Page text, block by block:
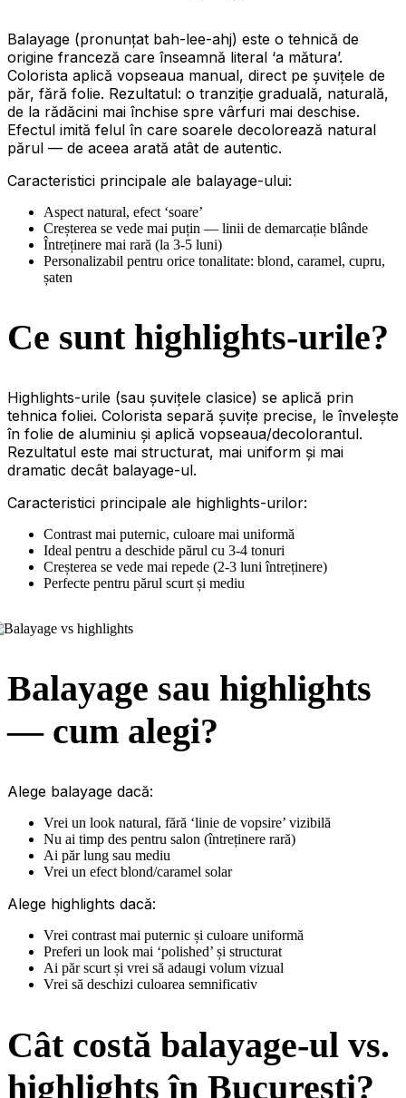
Balayage (pronunțat bah-lee-ahj) este o tehnică de
origine franceză care înseamnă literal ‘a mătura’.
Colorista aplică vopseaua manual, direct pe șuvițele de
păr, fără folie. Rezultatul: o tranziție graduală, naturală,
de la rădăcini mai închise spre vârfuri mai deschise.
Efectul imită felul în care soarele decolorează natural
părul — de aceea arată atât de autentic.
Caracteristici principale ale balayage-ului:
Aspect natural, efect ‘soare’
Creșterea se vede mai puțin — linii de demarcație blânde
Întreținere mai rară (la 3-5 luni)
Personalizabil pentru orice tonalitate: blond, caramel, cupru,
șaten
Ce sunt highlights-urile?
Highlights-urile (sau șuvițele clasice) se aplică prin
tehnica foliei. Colorista separă șuvițe precise, le învelește
în folie de aluminiu și aplică vopseaua/decolorantul.
Rezultatul este mai structurat, mai uniform și mai
dramatic decât balayage-ul.
Caracteristici principale ale highlights-urilor:
Contrast mai puternic, culoare mai uniformă
Ideal pentru a deschide părul cu 3-4 tonuri
Creșterea se vede mai repede (2-3 luni întreținere)
Perfecte pentru părul scurt și mediu
Balayage sau highlights
— cum alegi?
Alege balayage dacă:
Vrei un look natural, fără ‘linie de vopsire’ vizibilă
Nu ai timp des pentru salon (întreținere rară)
Ai păr lung sau mediu
Vrei un efect blond/caramel solar
Alege highlights dacă:
Vrei contrast mai puternic și culoare uniformă
Preferi un look mai ‘polished’ și structurat
Ai păr scurt și vrei să adaugi volum vizual
Vrei să deschizi culoarea semnificativ
Cât costă balayage-ul vs.
highlights în București?